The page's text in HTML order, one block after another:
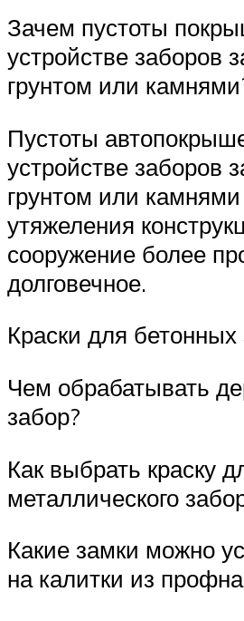
Зачем пустоты
устройстве заборов
грунтом или
Пустоты
устройстве заборов
грунтом или
утяжеления
сооружение более
долговечное.
Краски для бетонных
Чем обрабатывать
забор?
Как выбрать краску
металлического
Какие замки можно
на калитки из